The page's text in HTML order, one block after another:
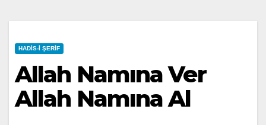
HADIS-I ŞERIF
Allah Namına Ver
Allah Namına Al